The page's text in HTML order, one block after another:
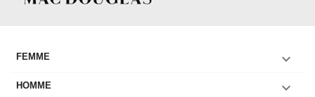
FEMME 
HOMME 